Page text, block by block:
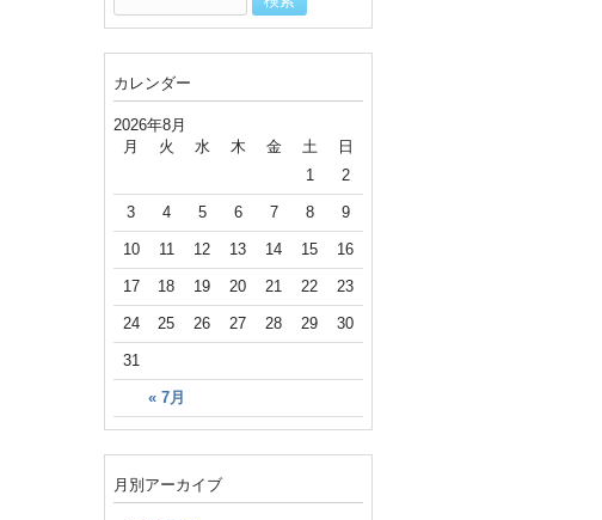
カレンダー
2026年8月
月 火 水 木 金 土 日
« 7月
1 2
3 4 5 6 7 8 9
10 11 12 13 14 15 16
17 18 19 20 21 22 23
24 25 26 27 28 29 30
31
月別アーカイブ